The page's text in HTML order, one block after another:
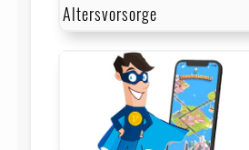
Altersvorsorge